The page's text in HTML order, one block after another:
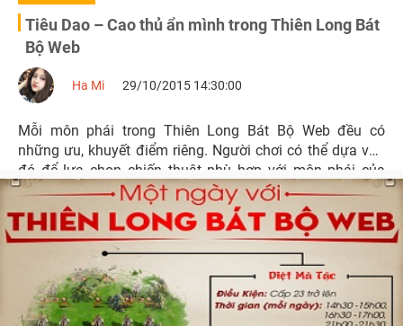
Tiêu Dao – Cao thủ ẩn mình trong Thiên Long Bát
Bộ Web
Ha Mi 29/10/2015 14:30:00
Mỗi môn phái trong Thiên Long Bát Bộ Web đều có
những ưu, khuyết điểm riêng. Người chơi có thể dựa vào
đó để lựa chọn chiến thuật phù hợp với môn phái của
mình. Bài viết này giúp người chơi có một cái nhìn tổng
quan hơn về môn phái Tiêu Dao.